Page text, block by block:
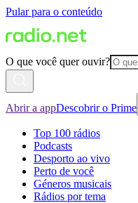
Pular para o conteúdo
O que você quer ouvir?
Abrir a appDescobrir o Prime
Top 100 rádios
Podcasts
Desporto ao vivo
Perto de você
Géneros musicais
Rádios por tema